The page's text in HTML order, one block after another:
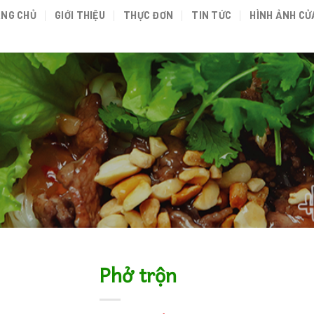
CHỦ GIỚI THIỆU THỰC ĐƠN TIN TỨC HÌNH ẢNH
Phở trộn